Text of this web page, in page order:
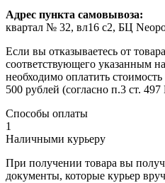
Адрес пункта самовывоза:
квартал № 32, вл16 с2, БЦ
Если вы отказываетесь от
соответствующего указанным
необходимо оплатить
500 рублей (согласно п.3 ст.
Способы оплаты
1
Наличными курьеру
При получении товара вы
документы, которые курьер